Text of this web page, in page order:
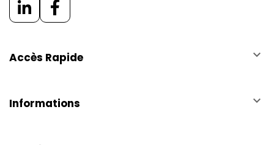
Accès Rapide keyboard_arrow_down
Informations keyboard_arrow_down